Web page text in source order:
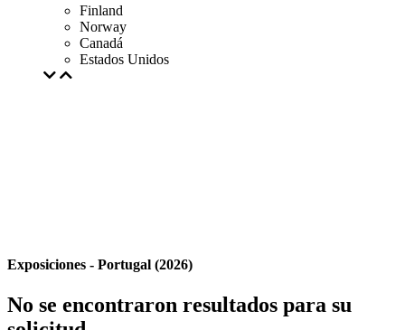
Finland
Norway
Canadá
Estados Unidos
Exposiciones - Portugal (2026)
No se encontraron resultados para su